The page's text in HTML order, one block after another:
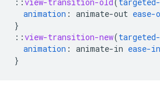
animation : animate-out ease-
}
::view-transition-new(
animation : animate-in ease-in
}